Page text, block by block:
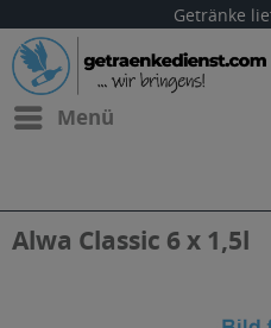
Getränke
Menü
Alwa Classic 6 x 1,5l